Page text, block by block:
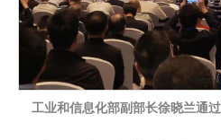
工业和信息化部副部长徐晓兰通